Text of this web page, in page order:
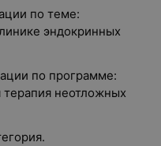
по теме:
эндокринных
по программе:
неотложных